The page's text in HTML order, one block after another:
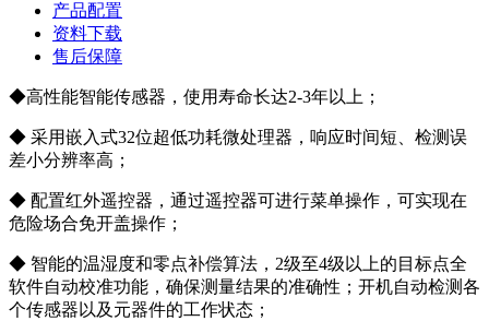
产品配置
资料下载
售后保障
◆高性能智能传感器，使用寿命长达2-3年以上；
◆ 采用嵌入式32位超低功耗微处理器，响应时间短、检测误
差小分辨率高；
◆ 配置红外遥控器，通过遥控器可进行菜单操作，可实现在
危险场合免开盖操作；
◆ 智能的温湿度和零点补偿算法，2级至4级以上的目标点全
软件自动校准功能，确保测量结果的准确性；开机自动检测各
个传感器以及元器件的工作状态；